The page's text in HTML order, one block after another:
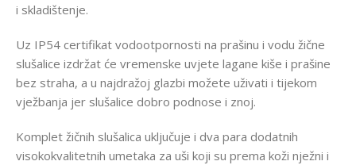
i skladištenje.
Uz IP54 certifikat vodootpornosti na prašinu i vodu žične
slušalice izdržat će vremenske uvjete lagane kiše i prašine
bez straha, a u najdražoj glazbi možete uživati i tijekom
vježbanja jer slušalice dobro podnose i znoj.
Komplet žičnih slušalica uključuje i dva para dodatnih
visokokvalitetnih umetaka za uši koji su prema koži nježni i